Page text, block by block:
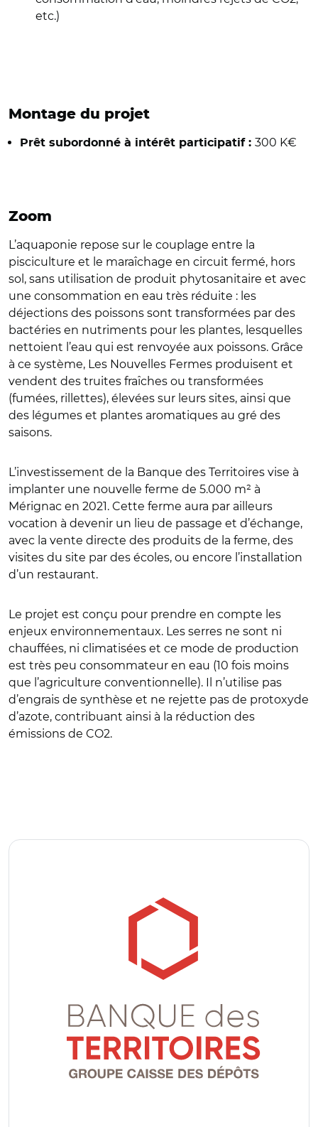
etc.)
Montage du projet
Prêt subordonné à intérêt participatif : 300 K€
Zoom
L’aquaponie repose sur le couplage entre la
pisciculture et le maraîchage en circuit fermé, hors
sol, sans utilisation de produit phytosanitaire et avec
une consommation en eau très réduite : les
déjections des poissons sont transformées par des
bactéries en nutriments pour les plantes, lesquelles
nettoient l’eau qui est renvoyée aux poissons. Grâce
à ce système, Les Nouvelles Fermes produisent et
vendent des truites fraîches ou transformées
(fumées, rillettes), élevées sur leurs sites, ainsi que
des légumes et plantes aromatiques au gré des
saisons.
L’investissement de la Banque des Territoires vise à
implanter une nouvelle ferme de 5.000 m² à
Mérignac en 2021. Cette ferme aura par ailleurs
vocation à devenir un lieu de passage et d’échange,
avec la vente directe des produits de la ferme, des
visites du site par des écoles, ou encore l’installation
d’un restaurant.
Le projet est conçu pour prendre en compte les
enjeux environnementaux. Les serres ne sont ni
chauffées, ni climatisées et ce mode de production
est très peu consommateur en eau (10 fois moins
que l’agriculture conventionnelle). Il n’utilise pas
d’engrais de synthèse et ne rejette pas de protoxyde
d’azote, contribuant ainsi à la réduction des
émissions de CO2.